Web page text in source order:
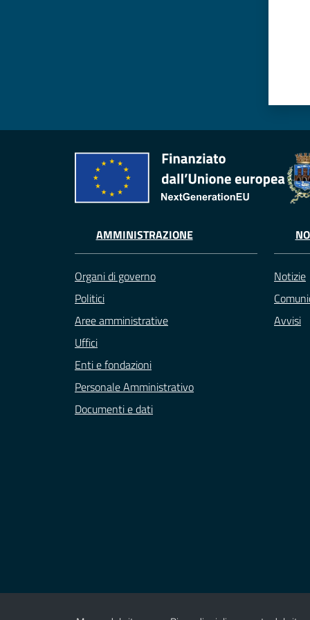
AMMINISTRAZIONE
Organi di governo
Politici
Aree amministrative
Uffici
Enti e fondazioni
Personale Amministrativo
Documenti e dati
Notizie
Avvisi